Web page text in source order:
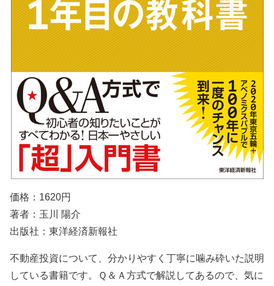
価格： 1620円
著者：玉川 陽介
出版社：東洋経済新報社
不動産投資について、分かりやすく丁寧に噛み砕いた説明
している書籍です。Ｑ＆Ａ方式で解説してあるので、気に